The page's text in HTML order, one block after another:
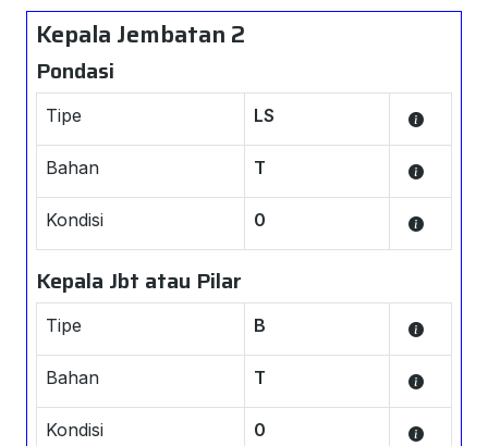
Kepala Jembatan 2
Pondasi
Tipe LS
Bahan T
Kondisi 0
Kepala Jbt atau Pilar
Tipe B
Bahan T
Kondisi 0